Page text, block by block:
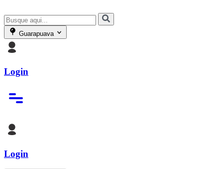
Guarapuava
Login
Login